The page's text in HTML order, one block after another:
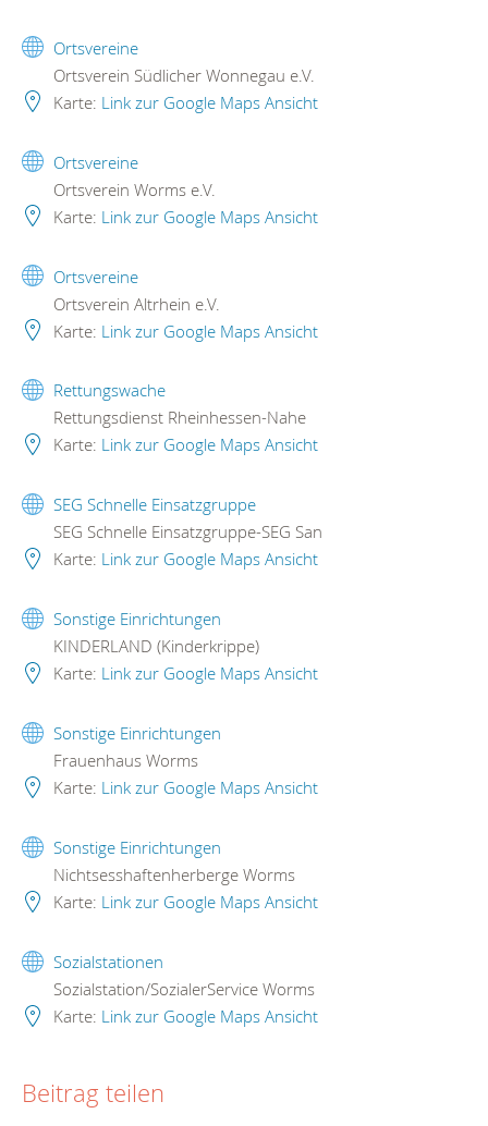
Ortsvereine
Ortsverein Südlicher Wonnegau e.V.
Karte: Link zur Google Maps Ansicht
Ortsvereine
Ortsverein Worms e.V.
Karte: Link zur Google Maps Ansicht
Ortsvereine
Ortsverein Altrhein e.V.
Karte: Link zur Google Maps Ansicht
Rettungswache
Rettungsdienst Rheinhessen-Nahe
Karte: Link zur Google Maps Ansicht
SEG Schnelle Einsatzgruppe
SEG Schnelle Einsatzgruppe-SEG San
Karte: Link zur Google Maps Ansicht
Sonstige Einrichtungen
KINDERLAND (Kinderkrippe)
Karte: Link zur Google Maps Ansicht
Sonstige Einrichtungen
Frauenhaus Worms
Karte: Link zur Google Maps Ansicht
Sonstige Einrichtungen
Nichtsesshaftenherberge Worms
Karte: Link zur Google Maps Ansicht
Sozialstationen
Sozialstation/SozialerService Worms
Karte: Link zur Google Maps Ansicht
Beitrag teilen